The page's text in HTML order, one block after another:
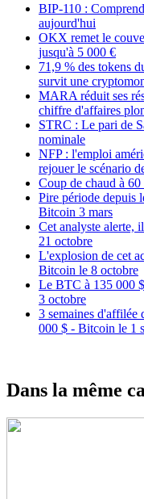
BIP-110 :
aujourd'hui
OKX remet le
jusqu'à 5 000 €
71,9 % des tokens
survit une
MARA réduit ses
chiffre d'affaires
STRC : Le pari de
nominale
NFP : l'emploi
rejouer le scénario
Coup de chaud à
Pire période depuis
Bitcoin 3 mars
Cet analyste
21 octobre
L'explosion de cet
Bitcoin le 8 octobre
Le BTC à 135 000
3 octobre
3 semaines d'affilée
000 $ - Bitcoin le 1
Dans la même